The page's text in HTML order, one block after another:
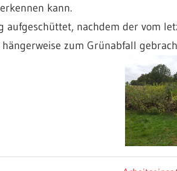
kann.
aufgeschüttet, nachdem der vom
zum Grünabfall